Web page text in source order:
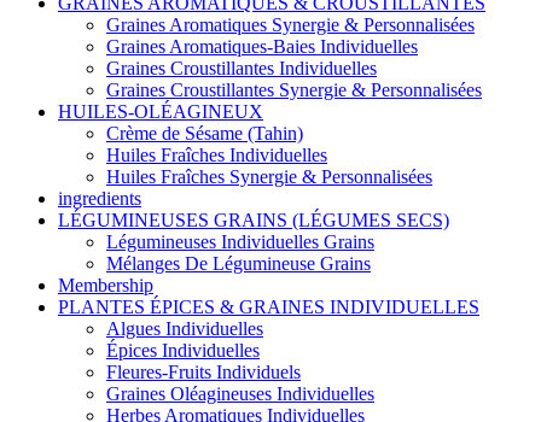
Graines Aromatiques Synergie & Personnalisées
Graines Aromatiques-Baies Individuelles
Graines Croustillantes Individuelles
Graines Croustillantes Synergie & Personnalisées
HUILES-OLÉAGINEUX
Crème de Sésame (Tahin)
Huiles Fraîches Individuelles
Huiles Fraîches Synergie & Personnalisées
ingredients
LÉGUMINEUSES GRAINS (LÉGUMES SECS)
Légumineuses Individuelles Grains
Mélanges De Légumineuse Grains
Membership
PLANTES ÉPICES & GRAINES INDIVIDUELLES
Algues Individuelles
Épices Individuelles
Fleures-Fruits Individuels
Graines Oléagineuses Individuelles
Herbes Aromatiques Individuelles